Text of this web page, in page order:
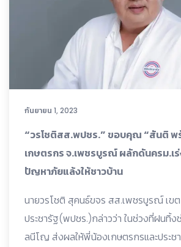
กันยายน 1, 2023
“วรโชติสส.พปชร.” ขอบคุณ “สันติ
เกษตรกร จ.เพชรบูรณ์ ผลักดันครม.เ
ปัญหาภัยแล้งให้ชาวบ้าน
นายวรโชติ สุคนธ์ขจร สส.เพชรบูรณ์ เข
ประชารัฐ(พปชร.)กล่าวว่า ในช่วงที่ฝนทิ้ง
ลนีโญ ส่งผลให้พี่น้องเกษตรกรและประ